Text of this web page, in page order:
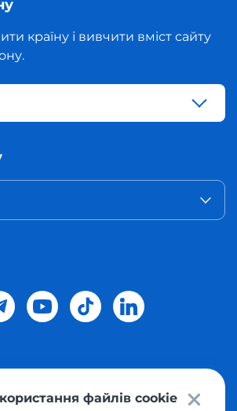
країну і вивчити вміст сайту
в Україну.Всі права захищені
файлів cookie